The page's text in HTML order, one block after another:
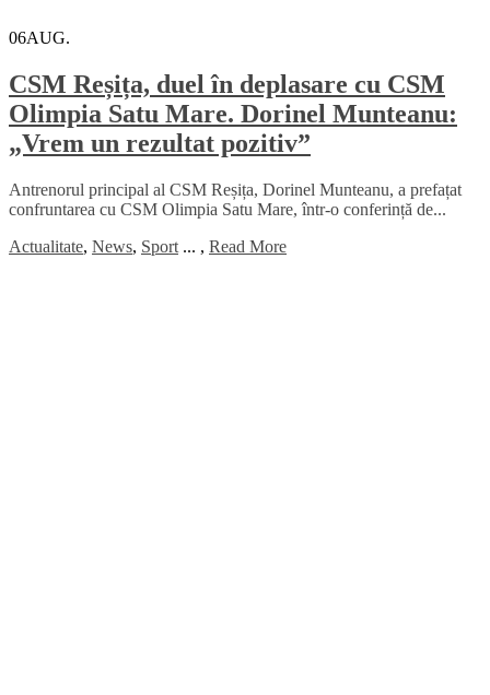
06AUG.
CSM Reșița, duel în deplasare cu CSM
Olimpia Satu Mare. Dorinel Munteanu:
„Vrem un rezultat pozitiv”
Antrenorul principal al CSM Reșița, Dorinel Munteanu, a prefațat
confruntarea cu CSM Olimpia Satu Mare, într-o conferință de...
Actualitate, News, Sport ... , Read More